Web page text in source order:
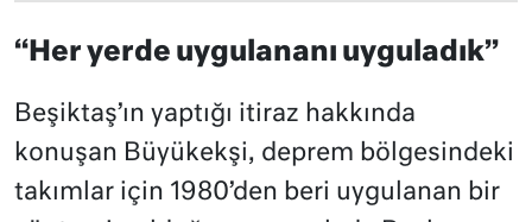
“Her yerde uygulananı uyguladık”
Beşiktaş’ın yaptığı itiraz hakkında
konuşan Büyükekşi, deprem bölgesindeki
takımlar için 1980’den beri uygulanan bir